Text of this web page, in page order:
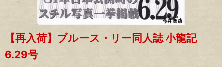
【再入荷】ブルース・リー同人誌 小龍記
6.29号